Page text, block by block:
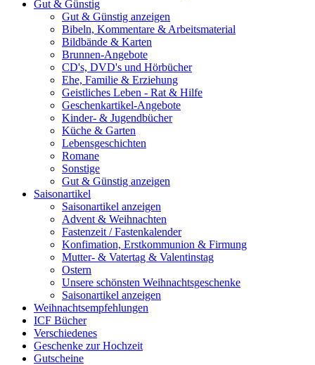
Gut & Günstig
Gut & Günstig anzeigen
Bibeln, Kommentare & Arbeitsmaterial
Bildbände & Karten
Brunnen-Angebote
CD's, DVD's und Hörbücher
Ehe, Familie & Erziehung
Geistliches Leben - Rat & Hilfe
Geschenkartikel-Angebote
Kinder- & Jugendbücher
Küche & Garten
Lebensgeschichten
Romane
Sonstige
Gut & Günstig anzeigen
Saisonartikel
Saisonartikel anzeigen
Advent & Weihnachten
Fastenzeit / Fastenkalender
Konfimation, Erstkommunion & Firmung
Mutter- & Vatertag & Valentinstag
Ostern
Unsere schönsten Weihnachtsgeschenke
Saisonartikel anzeigen
Weihnachtsempfehlungen
ICF Bücher
Verschiedenes
Geschenke zur Hochzeit
Gutscheine